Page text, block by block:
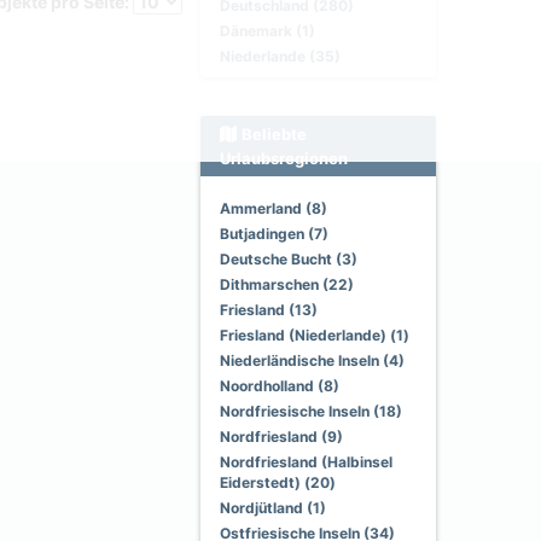
Urlaubsregionen
Ammerland (8)
Butjadingen (7)
Deutsche Bucht (3)
Dithmarschen (22)
Friesland (13)
Friesland (Niederlande) (1)
Niederländische Inseln (4)
Noordholland (8)
Nordfriesische Inseln (18)
Nordfriesland (9)
Nordfriesland (Halbinsel
Eiderstedt) (20)
Nordjütland (1)
Ostfriesische Inseln (34)